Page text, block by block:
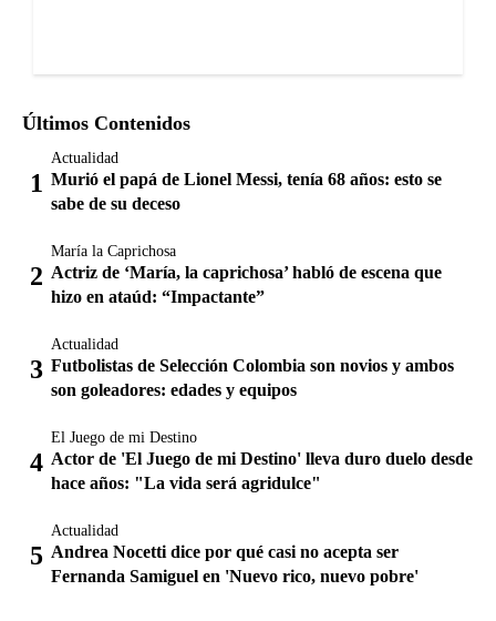
Últimos Contenidos
Actualidad
Murió el papá de Lionel Messi, tenía 68 años: esto se
sabe de su deceso
María la Caprichosa
Actriz de ‘María, la caprichosa’ habló de escena que
hizo en ataúd: “Impactante”
Actualidad
Futbolistas de Selección Colombia son novios y ambos
son goleadores: edades y equipos
El Juego de mi Destino
Actor de 'El Juego de mi Destino' lleva duro duelo desde
hace años: "La vida será agridulce"
Actualidad
Andrea Nocetti dice por qué casi no acepta ser
Fernanda Samiguel en 'Nuevo rico, nuevo pobre'